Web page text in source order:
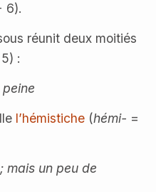
6).
réunit deux moitiés
:
l’hémistiche (hémi- =
mais un peu de